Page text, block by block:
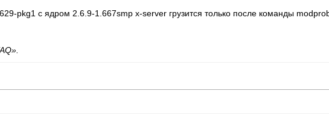
pkg1 с ядром 2.6.9-1.667smp x-server грузится только после команды